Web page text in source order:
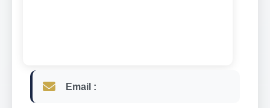
Email :